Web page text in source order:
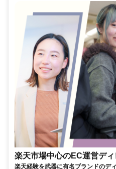
楽天市場中心のEC運営デ
楽天経験を武器に有名ブランドのデ